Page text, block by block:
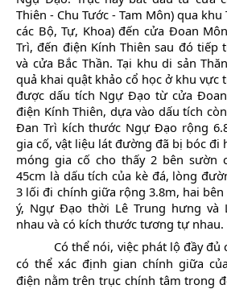
Thiên - Chu Tước - Tam Môn) qua khu
các Bộ, Tự, Khoa) đến cửa Đoan
Trì, đến điện Kính Thiên sau đó tiếp
và cửa Bắc Thần. Tại khu di sản
quả khai quật khảo cổ học ở khu vực
được dấu tích Ngự Đạo từ cửa
điện Kính Thiên, dựa vào dấu tích
Đan Trì kích thước Ngự Đạo rộng
gia cố, vật liệu lát đường đã bị bóc đi
móng gia cố cho thấy 2 bên sườn
45cm là dấu tích của kè đá, lòng
3 lối đi chính giữa rộng 3.8m, hai
ý, Ngự Đạo thời Lê Trung hưng và
nhau và có kích thước tương tự nhau.
Có thể nói, việc phát lộ đầy
có thể xác định gian chính giữa
điện nằm trên trục chính tâm trong